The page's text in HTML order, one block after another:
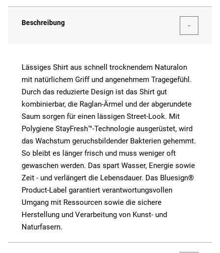
Beschreibung
Lässiges Shirt aus schnell trocknendem Naturalon
mit natürlichem Griff und angenehmem Tragegefühl.
Durch das reduzierte Design ist das Shirt gut
kombinierbar, die Raglan-Ärmel und der abgerundete
Saum sorgen für einen lässigen Street-Look. Mit
Polygiene StayFresh™-Technologie ausgerüstet, wird
das Wachstum geruchsbildender Bakterien gehemmt.
So bleibt es länger frisch und muss weniger oft
gewaschen werden. Das spart Wasser, Energie sowie
Zeit - und verlängert die Lebensdauer. Das Bluesign®
Product-Label garantiert verantwortungsvollen
Umgang mit Ressourcen sowie die sichere
Herstellung und Verarbeitung von Kunst- und
Naturfasern.